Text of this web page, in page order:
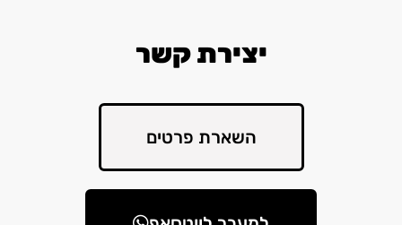
יצירת קשר
השארת פרטים